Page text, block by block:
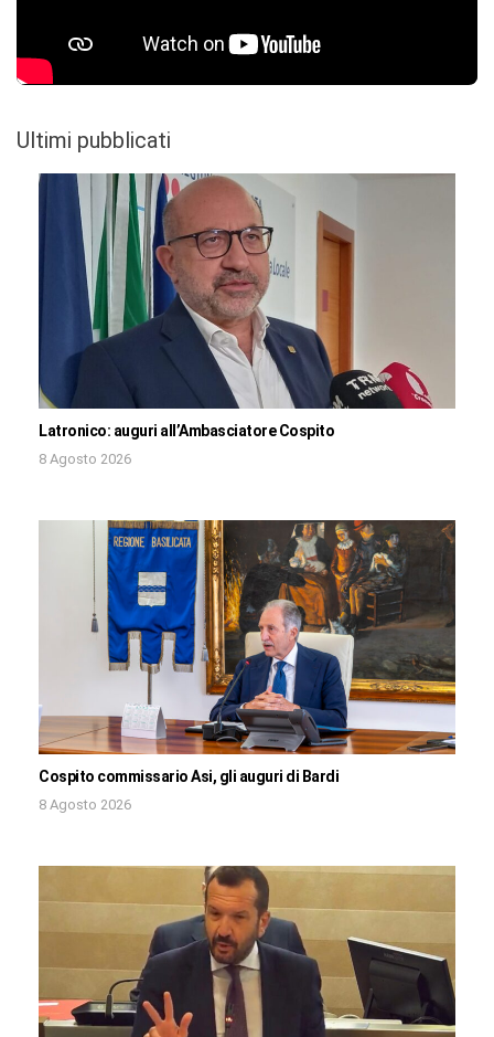
Ultimi pubblicati
Latronico: auguri all’Ambasciatore Cospito
8 Agosto 2026
Cospito commissario Asi, gli auguri di Bardi
8 Agosto 2026